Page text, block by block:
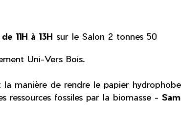
11H à 13H sur le Salon 2 tonnes 50
Uni-Vers Bois.
manière de rendre le papier
fossiles par la biomasse -